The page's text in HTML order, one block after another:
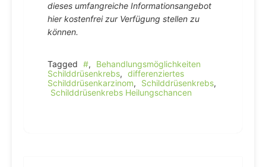
dieses umfangreiche Informationsangebot
hier kostenfrei zur Verfügung stellen zu
können.
Tagged #,
Behandlungsmöglichkeiten
Schilddrüsenkrebs, differenziertes
Schilddrüsenkarzinom, Schilddrüsenkrebs,
Schilddrüsenkrebs Heilungschancen